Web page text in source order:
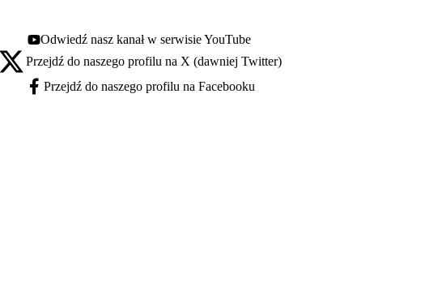
Youtube - otwiera się w nowej karcie
Odwiedź nasz kanał w serwisie YouTube
X - otwiera się w nowej karcie
Przejdź do naszego profilu na X (dawniej Twitter)
Facebook - otwiera się w nowej karcie
Przejdź do naszego profilu na Facebooku